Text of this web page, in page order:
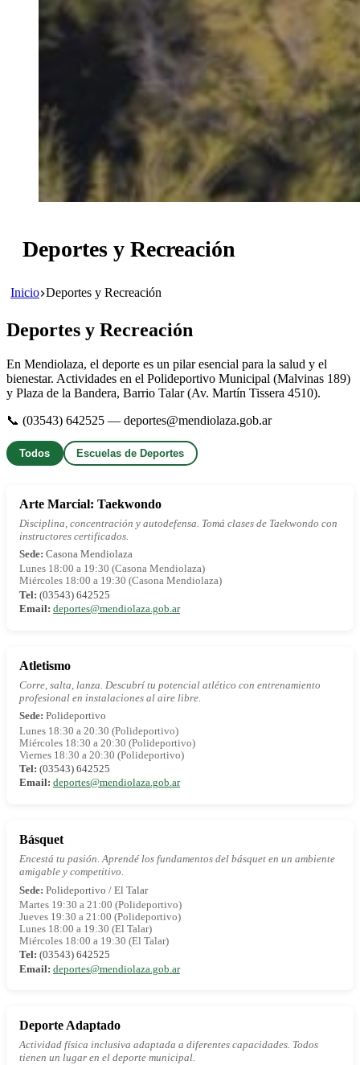
Deportes y Recreación
Inicio Deportes y Recreación
Deportes y Recreación
En Mendiolaza, el deporte es un pilar esencial para la salud y el
bienestar. Actividades en el Polideportivo Municipal (Malvinas 189)
y Plaza de la Bandera, Barrio Talar (Av. Martín Tissera 4510).
📞 (03543) 642525 — deportes@mendiolaza.gob.ar
Todos Escuelas de Deportes
Arte Marcial: Taekwondo
Disciplina, concentración y autodefensa. Tomá clases de Taekwondo con
instructores certificados.
Sede: Casona Mendiolaza
Lunes 18:00 a 19:30 (Casona Mendiolaza)
Miércoles 18:00 a 19:30 (Casona Mendiolaza)
Tel: (03543) 642525
Email: deportes@mendiolaza.gob.ar
Atletismo
Corre, salta, lanza. Descubrí tu potencial atlético con entrenamiento
profesional en instalaciones al aire libre.
Sede: Polideportivo
Lunes 18:30 a 20:30 (Polideportivo)
Miércoles 18:30 a 20:30 (Polideportivo)
Viernes 18:30 a 20:30 (Polideportivo)
Tel: (03543) 642525
Email: deportes@mendiolaza.gob.ar
Básquet
Encestá tu pasión. Aprendé los fundamentos del básquet en un ambiente
amigable y competitivo.
Sede: Polideportivo / El Talar
Martes 19:30 a 21:00 (Polideportivo)
Jueves 19:30 a 21:00 (Polideportivo)
Lunes 18:00 a 19:30 (El Talar)
Miércoles 18:00 a 19:30 (El Talar)
Tel: (03543) 642525
Email: deportes@mendiolaza.gob.ar
Deporte Adaptado
Actividad física inclusiva adaptada a diferentes capacidades. Todos
tienen un lugar en el deporte municipal.